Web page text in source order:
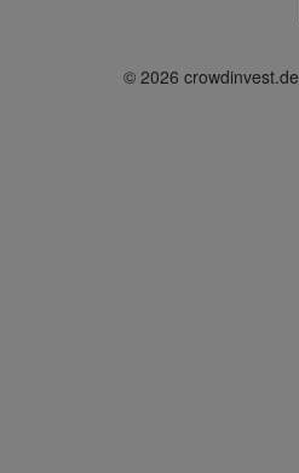
© 2026 crowdinvest.de